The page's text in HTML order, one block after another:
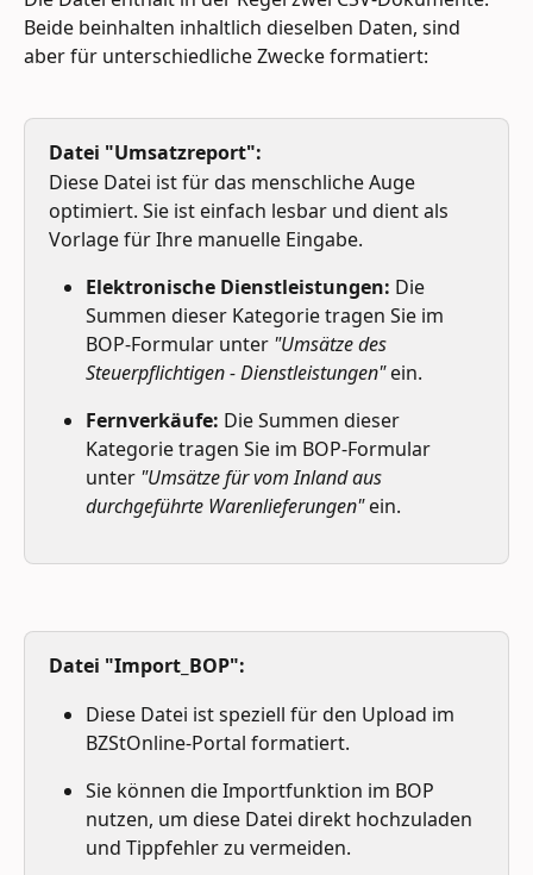
Beide beinhalten inhaltlich dieselben Daten, sind
aber für unterschiedliche Zwecke formatiert:
Datei "Umsatzreport":
Diese Datei ist für das menschliche Auge
optimiert. Sie ist einfach lesbar und dient als
Vorlage für Ihre manuelle Eingabe.
Elektronische Dienstleistungen: Die
Summen dieser Kategorie tragen Sie im
BOP-Formular unter "Umsätze des
Steuerpflichtigen - Dienstleistungen" ein.
Fernverkäufe: Die Summen dieser
Kategorie tragen Sie im BOP-Formular
unter "Umsätze für vom Inland aus
durchgeführte Warenlieferungen" ein.
Datei "Import_BOP":
Diese Datei ist speziell für den Upload im
BZStOnline-Portal formatiert.
Sie können die Importfunktion im BOP
nutzen, um diese Datei direkt hochzuladen
und Tippfehler zu vermeiden.